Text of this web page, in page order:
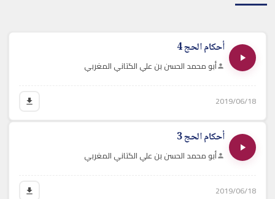
أحكام الحج 4
أبو محمد الحسن بن علي الكتاني المغربي
2019/06/18
أحكام الحج 3
أبو محمد الحسن بن علي الكتاني المغربي
2019/06/18